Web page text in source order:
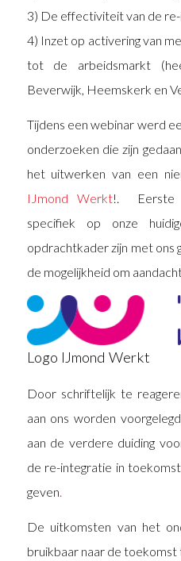
3) De effectiviteit van de
4) Inzet op activering van
tot de arbeidsmarkt
Beverwijk, Heemskerk en
Tijdens een webinar werd
onderzoeken die zijn
het uitwerken van een
IJmond Werkt!. Eerste
specifiek op onze
opdrachtkader zijn met ons
de mogelijkheid om
Logo IJmond Werkt
Door schriftelijk te
aan ons worden
aan de verdere duiding
de re-integratie in
geven.
De uitkomsten van het
bruikbaar naar de toekomst